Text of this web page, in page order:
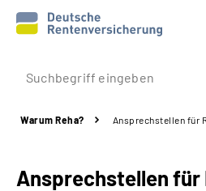
Prävention
Rente
Warum Reha? Ansprechstellen für
Ansprechstellen für